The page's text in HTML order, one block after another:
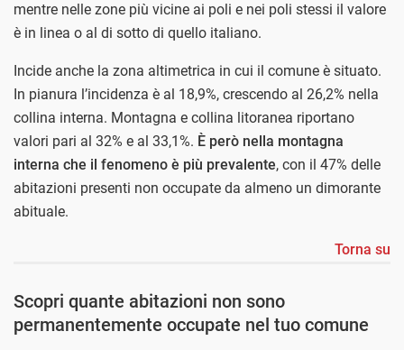
mentre nelle zone più vicine ai poli e nei poli stessi il valore
è in linea o al di sotto di quello italiano.
Incide anche la zona altimetrica in cui il comune è situato.
In pianura l’incidenza è al 18,9%, crescendo al 26,2% nella
collina interna. Montagna e collina litoranea riportano
valori pari al 32% e al 33,1%. È però nella montagna
interna che il fenomeno è più prevalente, con il 47% delle
abitazioni presenti non occupate da almeno un dimorante
abituale.
Torna su
Scopri quante abitazioni non sono
permanentemente occupate nel tuo comune